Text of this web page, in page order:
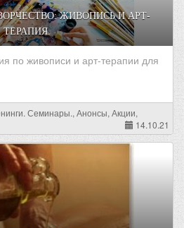
ЖИВОПИСЬ И АРТ-
ТЕРАПИЯ.
по живописи и арт-терапии для
Семинары., Анонсы, Акции,
14.10.21